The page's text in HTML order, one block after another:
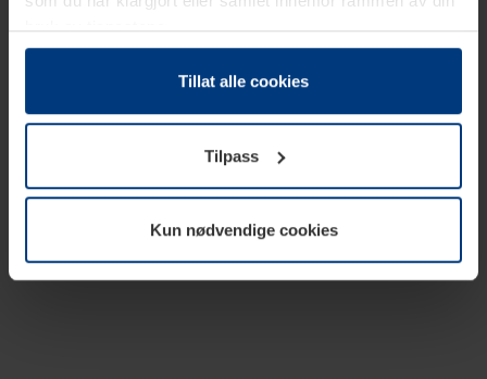
bruk av tjenestene.
Etter loven kan vi lagre informasjonskapsler på din
datamaskin, hvis disse er absolutt nødvendig for drift av
trenger vi din tillatelse. Du kan når som helst endre eller
tilbakekalle ditt samtykke i forklaringen av
informasjonskapselen på sidenPersonvernerklæringpå
Tillat alle cookies
Tilpass
Kun nødvendige cookies